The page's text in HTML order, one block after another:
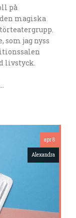
på
magiska
som jag nyss
livstyck.
apr 8
Alexandra